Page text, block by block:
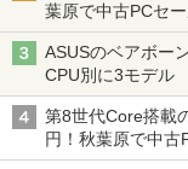
葉原で中古PCセ
ASUSのベアボー
CPU別に3モデル
第8世代Core搭載
円！秋葉原で中古